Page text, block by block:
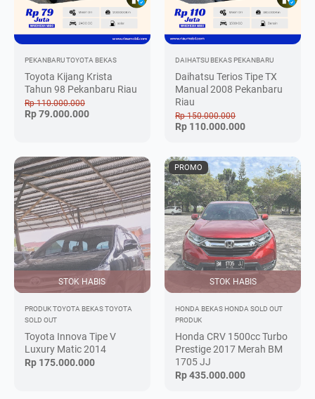
PEKANBARUTOYOTA BEKAS
Toyota Kijang Krista
Tahun 98 Pekanbaru Riau
Rp 110.000.000
Rp 79.000.000
DAIHATSU BEKAS PEKANBARU
Daihatsu Terios Tipe TX
Manual 2008 Pekanbaru
Riau
Rp 150.000.000
Rp 110.000.000
STOK HABIS
PRODUKTOYOTA BEKASTOYOTA
SOLD OUT
Toyota Innova Tipe V
Luxury Matic 2014
Rp 175.000.000
STOK HABIS
HONDA BEKAS HONDA SOLD OUT
PRODUK
Honda CRV 1500cc Turbo
Prestige 2017 Merah BM
1705 JJ
Rp 435.000.000
PROMO